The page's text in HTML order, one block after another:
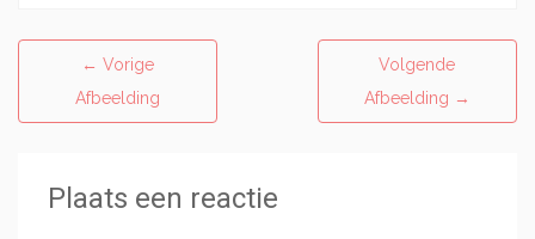
← Vorige
Afbeelding
Volgende
Afbeelding →
Plaats een reactie